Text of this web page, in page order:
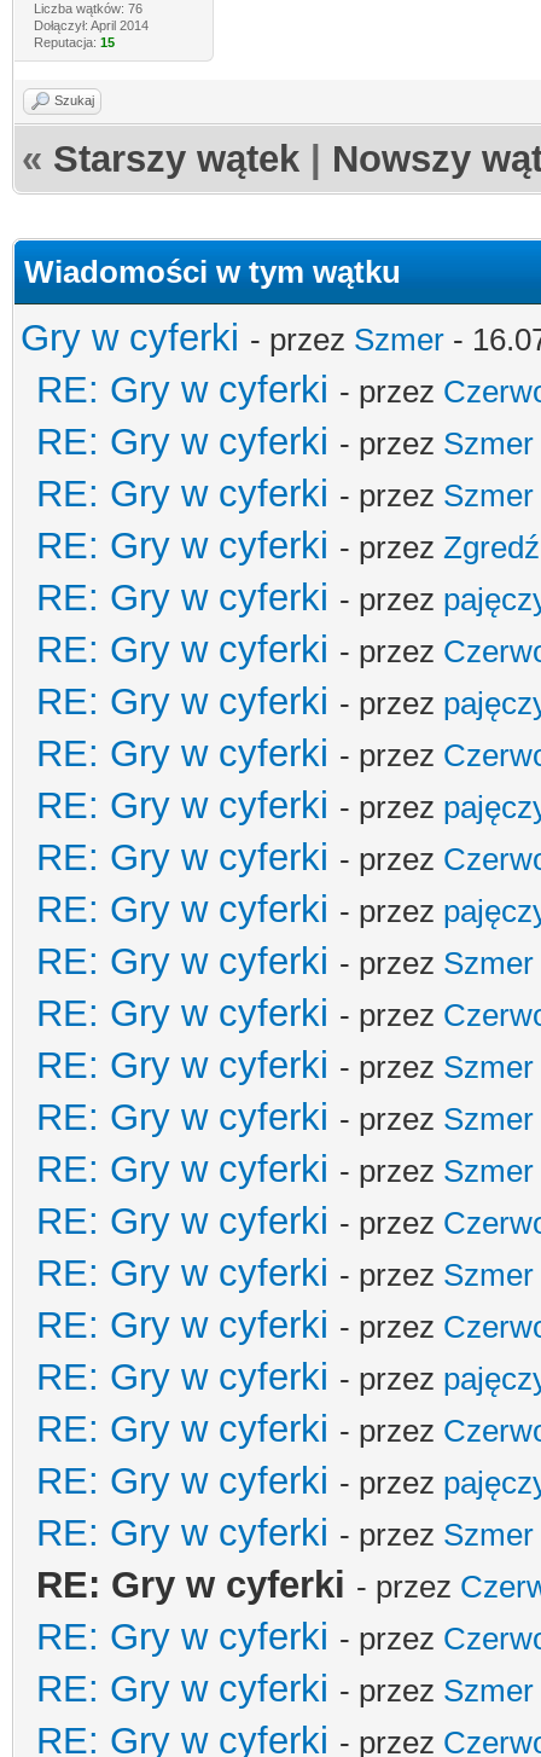
Liczba wątków: 76
Dołączył: April 2014
Reputacja: 15
Szukaj
« Starszy wątek Nowszy
Wiadomości w tym wątku
Gry w cyferki - przez Szmer -
RE: Gry w cyferki - przez
RE: Gry w cyferki - przez Szmer
RE: Gry w cyferki - przez Szmer
RE: Gry w cyferki - przez
RE: Gry w cyferki - przez
RE: Gry w cyferki - przez
RE: Gry w cyferki - przez
RE: Gry w cyferki - przez
RE: Gry w cyferki - przez
RE: Gry w cyferki - przez
RE: Gry w cyferki - przez
RE: Gry w cyferki - przez Szmer
RE: Gry w cyferki - przez
RE: Gry w cyferki - przez Szmer
RE: Gry w cyferki - przez Szmer
RE: Gry w cyferki - przez Szmer
RE: Gry w cyferki - przez
RE: Gry w cyferki - przez Szmer
RE: Gry w cyferki - przez
RE: Gry w cyferki - przez
RE: Gry w cyferki - przez
RE: Gry w cyferki - przez
RE: Gry w cyferki - przez Szmer
RE: Gry w cyferki - przez
RE: Gry w cyferki - przez
RE: Gry w cyferki - przez Szmer
RE: Gry w cyferki - przez